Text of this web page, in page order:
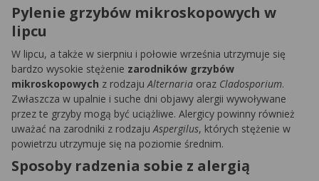
Pylenie grzybów mikroskopowych w
lipcu
W lipcu, a także w sierpniu i połowie września utrzymuje się
bardzo wysokie stężenie zarodników grzybów
mikroskopowych z rodzajuAlternaria oraz Cladosporium.
Zwłaszcza w upalnie i suche dni objawy alergii wywoływane
przez te grzyby mogą być uciążliwe. Alergicy powinny również
uważać na zarodniki z rodzajuAspergilus, których stężenie w
powietrzu utrzymuje się na poziomie średnim.
Sposoby radzenia sobie z alergią